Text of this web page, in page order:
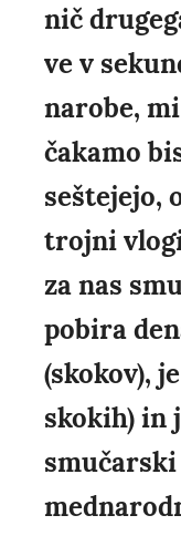
nič
ve v
narobe,
čakamo
seštejejo,
trojni
za nas
pobira
(skokov),
skokih) in